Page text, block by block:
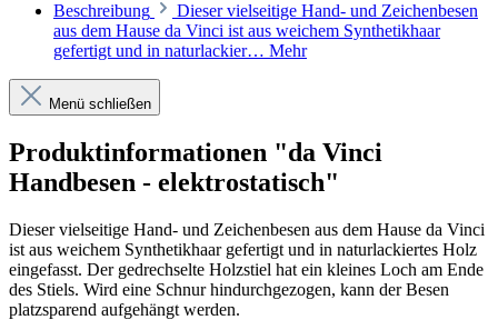
Beschreibung
Dieser vielseitige Hand- und Zeichenbesen
aus dem Hause da Vinci ist aus weichem Synthetikhaar
gefertigt und in naturlackier… Mehr
Menü schließen
Produktinformationen "da Vinci
Handbesen - elektrostatisch"
Dieser vielseitige Hand- und Zeichenbesen aus dem Hause da Vinci
ist aus weichem Synthetikhaar gefertigt und in naturlackiertes Holz
eingefasst. Der gedrechselte Holzstiel hat ein kleines Loch am Ende
des Stiels. Wird eine Schnur hindurchgezogen, kann der Besen
platzsparend aufgehängt werden.